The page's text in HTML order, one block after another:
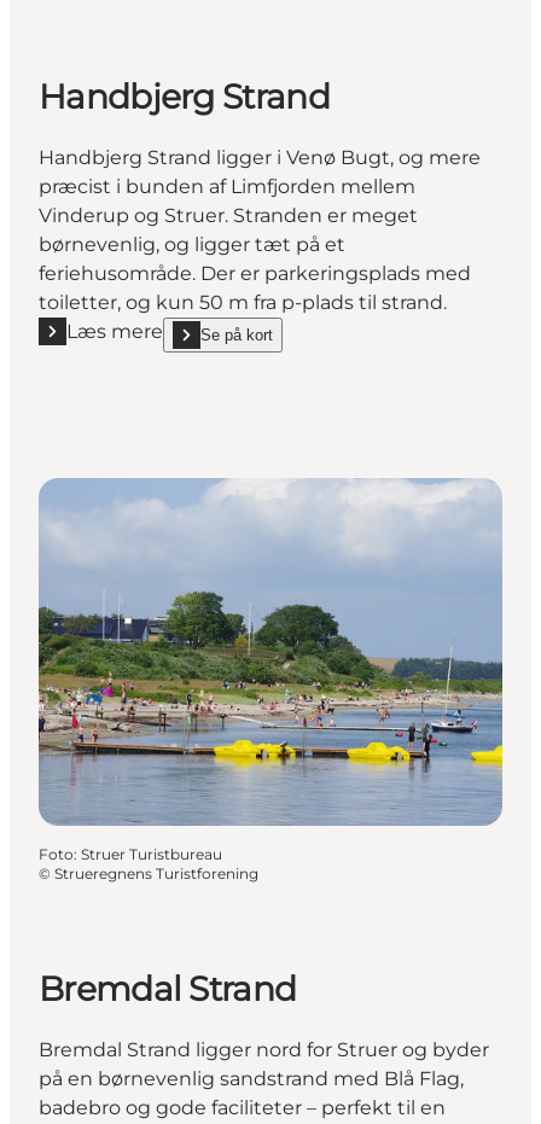
Handbjerg Strand
Handbjerg Strand ligger i Venø Bugt, og mere
præcist i bunden af Limfjorden mellem
Vinderup og Struer. Stranden er meget
børnevenlig, og ligger tæt på et
feriehusområde. Der er parkeringsplads med
toiletter, og kun 50 m fra p-plads til strand.
Læs mere
Læs mere "Handbjerg Strand"
Se på kort
show Handbjerg Strand on_map
Foto: Struer Turistbureau
© Strueregnens Turistforening
Bremdal Strand
Bremdal Strand ligger nord for Struer og byder
på en børnevenlig sandstrand med Blå Flag,
badebro og gode faciliteter – perfekt til en